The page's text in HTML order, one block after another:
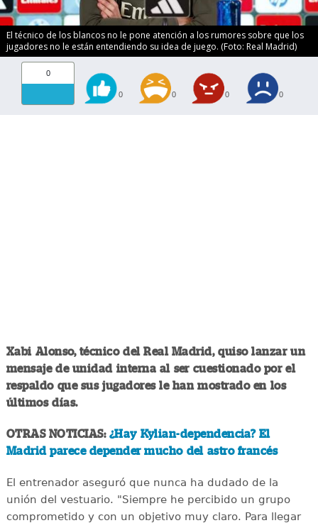
El técnico de los blancos no le pone atención a los rumores sobre que los
jugadores no le están entendiendo su idea de juego. (Foto: Real Madrid)
0
0 0 0 0
Xabi Alonso, técnico del Real Madrid, quiso lanzar un
mensaje de unidad interna al ser cuestionado por el
respaldo que sus jugadores le han mostrado en los
últimos días.
OTRAS NOTICIAS: ¿Hay Kylian-dependencia? El
Madrid parece depender mucho del astro francés
El entrenador aseguró que nunca ha dudado de la
unión del vestuario. "Siempre he percibido un grupo
comprometido y con un objetivo muy claro. Para llegar